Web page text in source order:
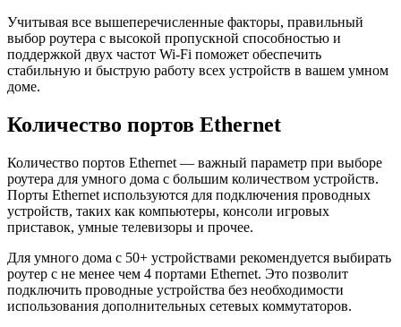
Учитывая все вышеперечисленные факторы, правильный
выбор роутера с высокой пропускной способностью и
поддержкой двух частот Wi-Fi поможет обеспечить
стабильную и быструю работу всех устройств в вашем умном
доме.
Количество портов Ethernet
Количество портов Ethernet — важный параметр при выборе
роутера для умного дома с большим количеством устройств.
Порты Ethernet используются для подключения проводных
устройств, таких как компьютеры, консоли игровых
приставок, умные телевизоры и прочее.
Для умного дома с 50+ устройствами рекомендуется выбирать
роутер с не менее чем 4 портами Ethernet. Это позволит
подключить проводные устройства без необходимости
использования дополнительных сетевых коммутаторов.